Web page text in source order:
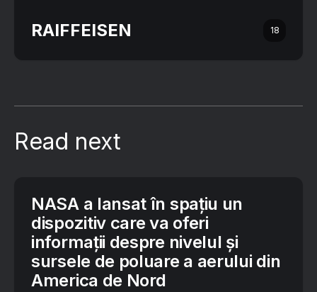
RAIFFEISEN 18
Read next
NASA a lansat în spațiu un
dispozitiv care va oferi
informații despre nivelul și
sursele de poluare a aerului din
America de Nord